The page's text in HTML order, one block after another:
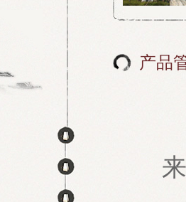
产品